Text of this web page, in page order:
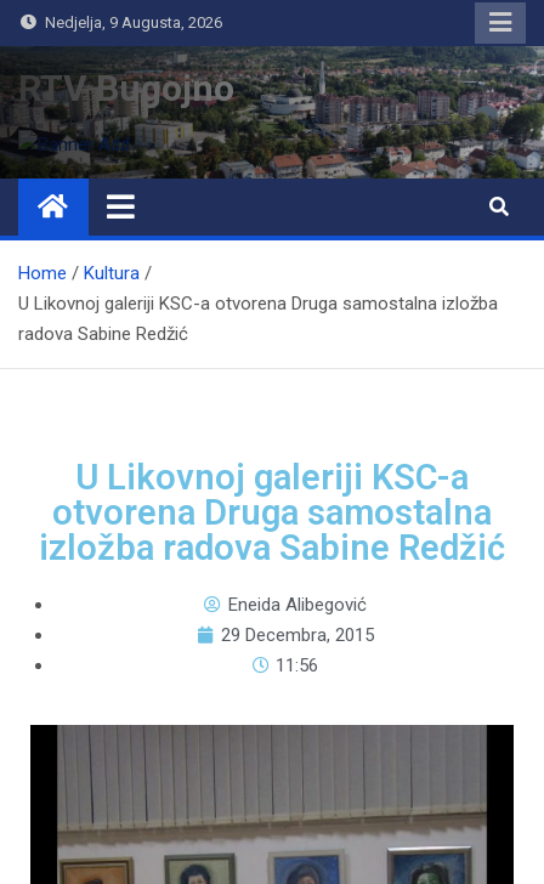
Nedjelja, 9 Augusta, 2026
RTV Bugojno
Home
Kultura
U Likovnoj galeriji KSC-a otvorena Druga samostalna izložba
radova Sabine Redžić
U Likovnoj galeriji KSC-a
otvorena Druga samostalna
izložba radova Sabine Redžić
Eneida Alibegović
29 Decembra, 2015
11:56